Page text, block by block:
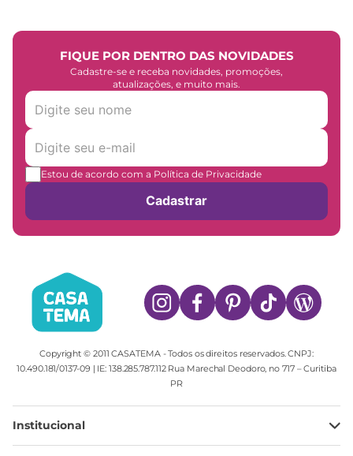
FIQUE POR DENTRO DAS NOVIDADES
Cadastre-se e receba novidades, promoções,
atualizações, e muito mais.
Estou de acordo com a Política de Privacidade
Cadastrar
Copyright © 2011 CASATEMA - Todos os direitos reservados. CNPJ:
10.490.181/0137-09 | IE: 138.285.787.112 Rua Marechal Deodoro, no 717 – Curitiba
PR
Institucional
Minha Conta